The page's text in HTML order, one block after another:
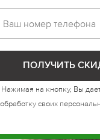
на кнопку, Вы
обработку своих